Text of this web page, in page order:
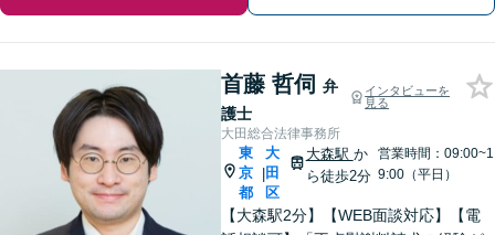
首藤 哲伺 弁
護士
インタビューを
見る
大田総合法律事務所
東
京
都
|
大
田
区
大森駅 か
ら徒歩2分
営業時間：09:00~1
9:00（平日）
【大森駅2分】【WEB面談対応】【電